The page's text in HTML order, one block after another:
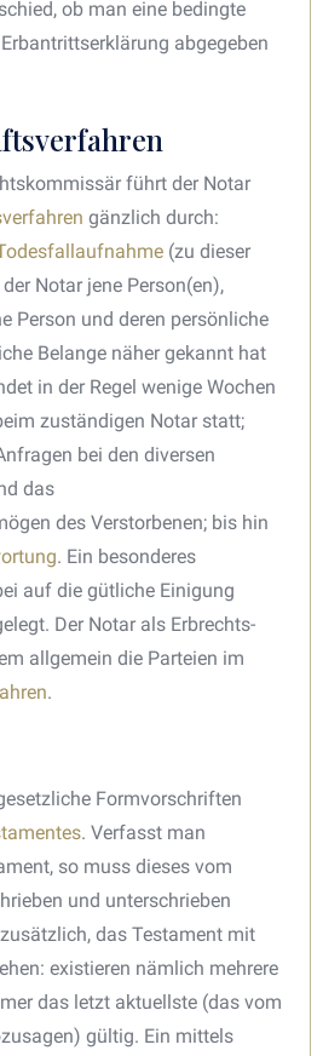
ob man eine bedingte
abgegeben
führt der Notar
gänzlich durch:
(zu dieser
Notar jene Person(en),
Person und deren persönliche
Belange näher gekannt hat
in der Regel wenige Wochen
zuständigen Notar statt;
bei den diversen
das
des Verstorbenen; bis hin
. Ein besonderes
auf die gütliche Einigung
Der Notar als Erbrechts-
allgemein die Parteien im
.
Formvorschriften
. Verfasst man
so muss dieses vom
und unterschrieben
das Testament mit
existieren nämlich mehrere
das letzt aktuellste (das vom
gültig. Ein mittels